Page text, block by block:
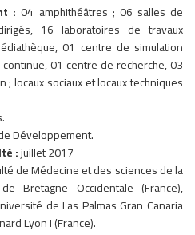
: 04 amphithéâtres ; 06 salles de
16 laboratoires de travaux
01 centre de simulation
01 centre de recherche, 03
locaux sociaux et locaux techniques
Développement.
:juillet 2017
de Médecine et des sciences de la
Bretagne Occidentale (France),
de Las Palmas Gran Canaria
Lyon I (France).